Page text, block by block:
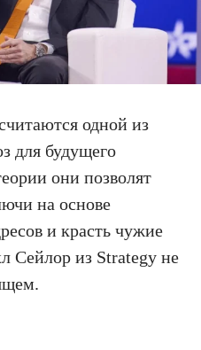
одной из
для будущего
они позволят
на основе
и красть чужие
Сейлор из Strategy не